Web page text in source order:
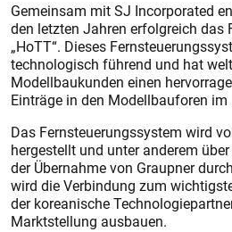
Gemeinsam mit SJ Incorporated
den letzten Jahren erfolgreich das
„HoTT“. Dieses
technologisch führend und hat
Modellbaukunden einen
Einträge in den Modellbauforen im
Das Fernsteuerungssystem wird
hergestellt und unter anderem
der Übernahme von Graupner
wird die Verbindung zum
der koreanische
Marktstellung ausbauen.